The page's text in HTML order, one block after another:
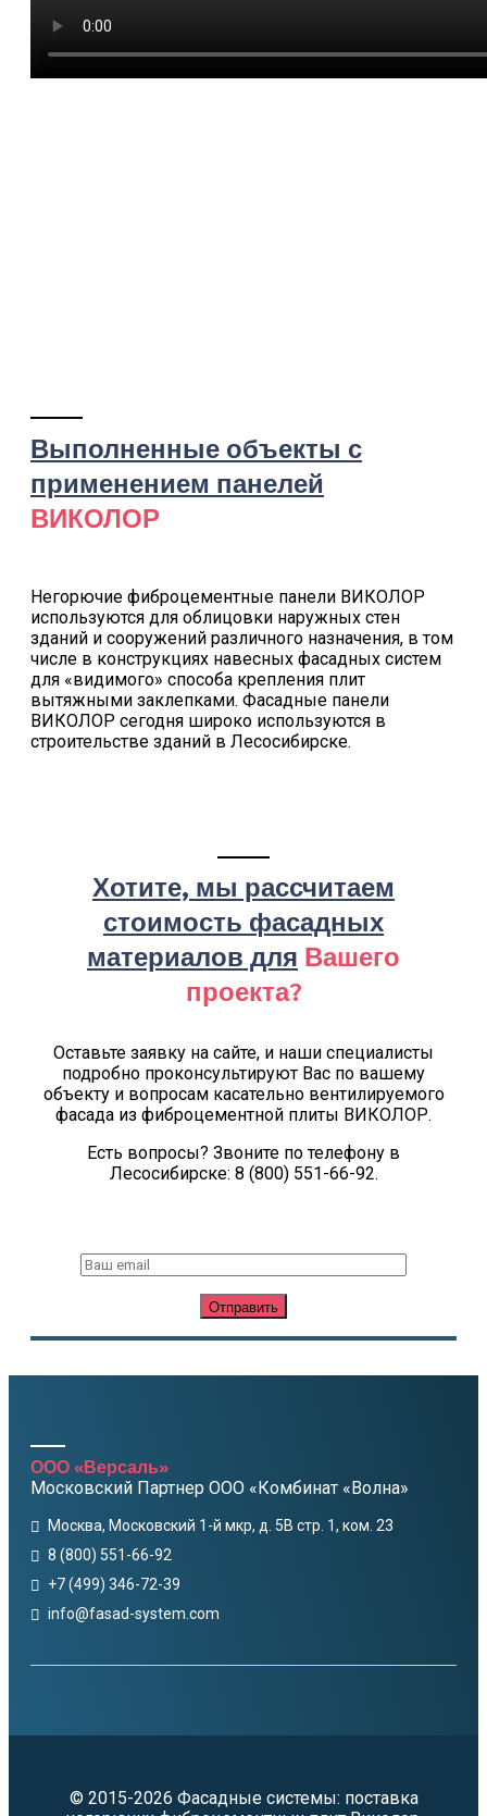
Выполненные объекты с
применением панелей
ВИКОЛОР
Негорючие фиброцементные панели ВИКОЛОР
используются для облицовки наружных стен
зданий и сооружений различного назначения, в том
числе в конструкциях навесных фасадных систем
для «видимого» способа крепления плит
вытяжными заклепками. Фасадные панели
ВИКОЛОР сегодня широко используются в
строительстве зданий в Лесосибирске.
Хотите, мы рассчитаем
стоимость фасадных
материалов для Вашего
проекта?
Оставьте заявку на сайте, и наши специалисты
подробно проконсультируют Вас по вашему
объекту и вопросам касательно вентилируемого
фасада из фиброцементной плиты ВИКОЛОР.
Есть вопросы? Звоните по телефону в
Лесосибирске: 8 (800) 551-66-92.
ООО «Версаль»
Московский Партнер ООО «Комбинат «Волна»
Москва, Московский 1-й мкр, д. 5В стр. 1, ком. 23
8 (800) 551-66-92
+7 (499) 346-72-39
info@fasad-system.com
© 2015-2026 Фасадные системы: поставка